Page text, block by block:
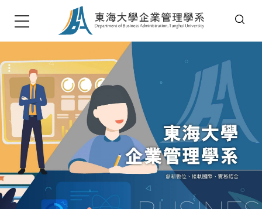
東海大學企管系
T
u
n
g
h
a
i
U
n
i
v
e
r
s
i
t